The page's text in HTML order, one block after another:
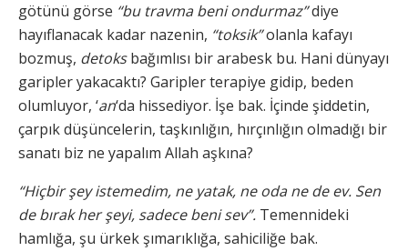
götünü görse “bu travma beni ondurmaz”diye
hayıflanacak kadar nazenin, “toksik”olanla kafayı
bozmuş, detoksbağımlısı bir arabesk bu. Hani dünyayı
garipler yakacaktı? Garipler terapiye gidip, beden
olumluyor, ‘an‘da hissediyor. İşe bak. İçinde şiddetin,
çarpık düşüncelerin, taşkınlığın, hırçınlığın olmadığı bir
sanatı biz ne yapalım Allah aşkına?
“Hiçbir şey istemedim, ne yatak, ne oda ne de ev. Sen
de bırak her şeyi, sadece beni sev”. Temennideki
hamlığa, şu ürkek şımarıklığa, sahiciliğe bak.